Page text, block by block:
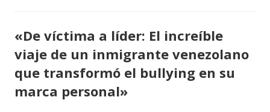
«De víctima a líder: El increíble
viaje de un inmigrante venezolano
que transformó el bullying en su
marca personal»